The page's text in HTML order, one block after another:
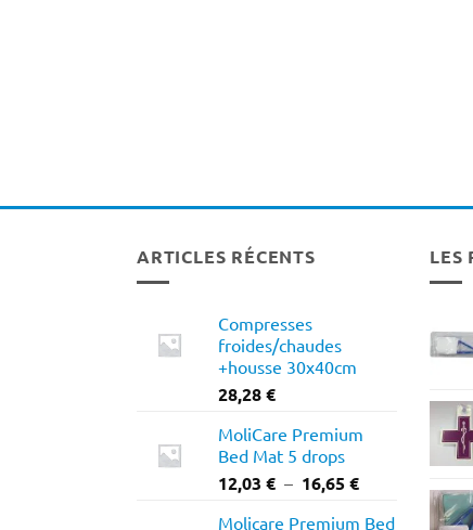
ARTICLES RÉCENTS
Compresses
froides/chaudes
+housse 30x40cm
28,28€
MoliCare Premium
Bed Mat 5 drops
12,03 € – 16,65€Plage
Molicare Premium Bed
LES